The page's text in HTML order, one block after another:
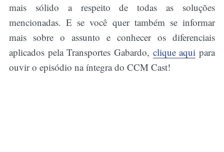
mais sólido a respeito de todas as soluções
mencionadas. E se você quer também se informar
mais sobre o assunto e conhecer os diferenciais
aplicados pela Transportes Gabardo, clique aqui para
ouvir o episódio na íntegra do CCM Cast!